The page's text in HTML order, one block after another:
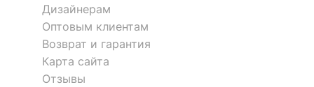
Дизайнерам
Оптовым клиентам
Возврат и гарантия
Карта сайта
Отзывы